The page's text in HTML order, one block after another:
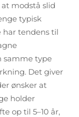
modstå slid
typisk
har tendens til
samme type
Det giver
ønsker at
holder
op til 5–10 år,